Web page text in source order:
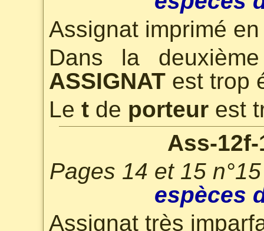
Assignat imprimé
Dans la
ASSIGNAT est trop
Le t de porteur est
Ass-12f-
Pages 14 et 15
espèces
Assignat très